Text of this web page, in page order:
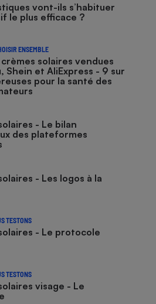
vont-ils s’habituer
le plus efficace ?
ENSEMBLE
solaires vendues
Shein et AliExpress - 9 sur
pour la santé des
- Le bilan
des plateformes
- Les logos à la
TESTONS
- Le protocole
TESTONS
visage - Le